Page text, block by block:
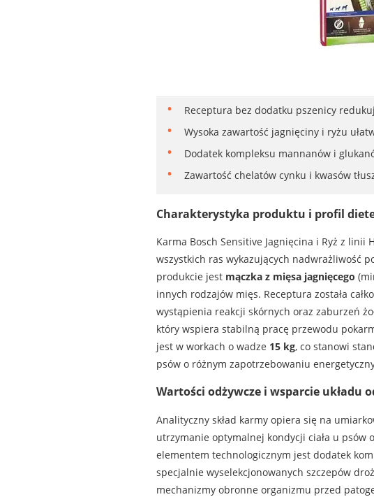
Receptura bez dodatku pszenicy
Wysoka zawartość jagnięciny i ryżu
Dodatek kompleksu mannanów i
Zawartość chelatów cynku i kwasów
Charakterystyka produktu i profil
Karma Bosch Sensitive Jagnięcina i Ryż z
wszystkich ras wykazujących nadwrażliwość
produkcie jest mączka z mięsa jagnięcego
innych rodzajów mięs. Receptura została
wystąpienia reakcji skórnych oraz zaburzeń
który wspiera stabilną pracę przewodu
jest w workach o wadze 15 kg, co stanowi
psów o różnym zapotrzebowaniu
Wartości odżywcze i wsparcie układu
Analityczny skład karmy opiera się na
utrzymanie optymalnej kondycji ciała u
elementem technologicznym jest dodatek
specjalnie wyselekcjonowanych szczepów
mechanizmy obronne organizmu przed